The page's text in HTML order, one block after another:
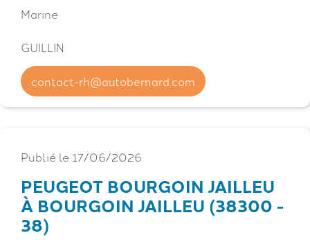
Marine
GUILLIN
contact-rh@autobernard.com
Publié le 17/06/2026
PEUGEOT BOURGOIN JAILLEU
À BOURGOIN JAILLEU (38300 -
38)